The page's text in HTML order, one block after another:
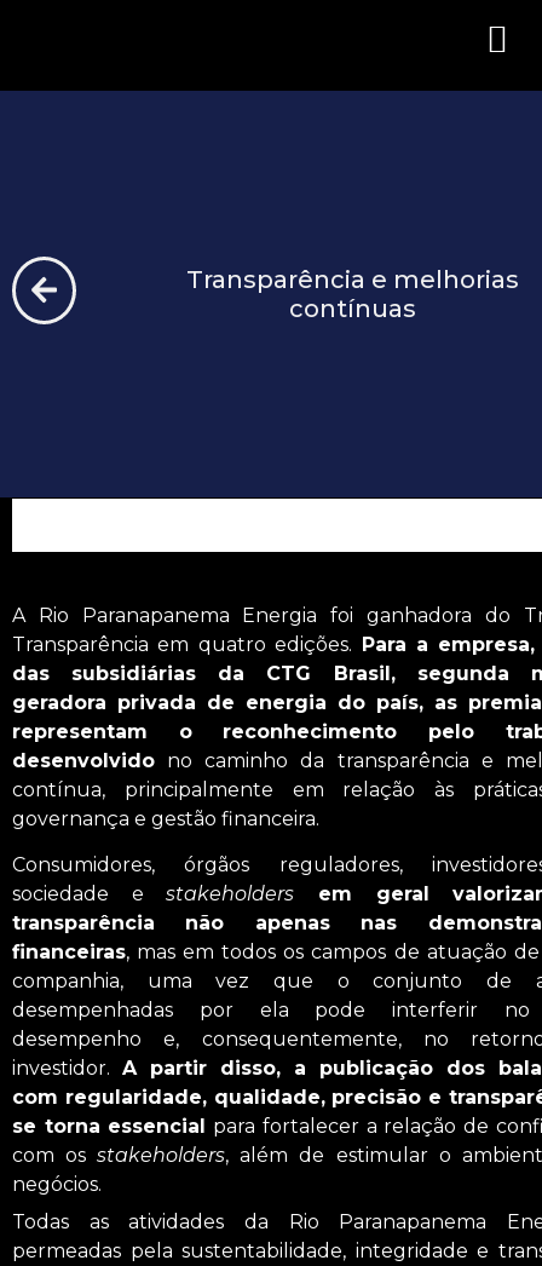
Transparência e melhorias
contínuas
A Rio Paranapanema Energia foi ganhadora do
Transparência em quatro edições. Para a
das subsidiárias da CTG Brasil, segunda
geradora privada de energia do país, as
representam o reconhecimento pelo
desenvolvido no caminho da transparência e
contínua, principalmente em relação às
governança e gestão financeira.
Consumidores, órgãos reguladores,
sociedade estakeholders em geral
transparência não apenas nas
financeiras, mas em todos os campos de atuação
companhia, uma vez que o conjunto de
desempenhadas por ela pode interferir
desempenho e, consequentemente, no
investidor. A partir disso, a publicação dos
com regularidade, qualidade, precisão e
se torna essencial
para fortalecer a relação de
com osstakeholders, além de estimular o
negócios.
Todas as atividades da Rio Paranapanema
permeadas pela sustentabilidade, integridade e